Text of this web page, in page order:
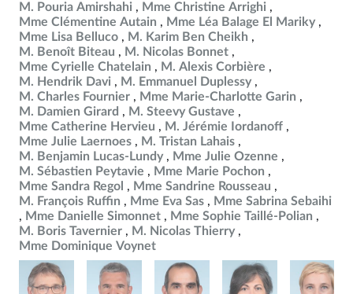
M. Pouria Amirshahi
Mme Christine Arrighi
Mme Clémentine Autain
Mme Léa Balage El Mariky
Mme Lisa Belluco
M. Karim Ben Cheikh
M. Benoît Biteau
M. Nicolas Bonnet
Mme Cyrielle Chatelain
M. Alexis Corbière
M. Hendrik Davi
M. Emmanuel Duplessy
M. Charles Fournier
Mme Marie-Charlotte Garin
M. Damien Girard
M. Steevy Gustave
Mme Catherine Hervieu
M. Jérémie Iordanoff
Mme Julie Laernoes
M. Tristan Lahais
M. Benjamin Lucas-Lundy
Mme Julie Ozenne
M. Sébastien Peytavie
Mme Marie Pochon
Mme Sandra Regol
Mme Sandrine Rousseau
M. François Ruffin
Mme Eva Sas
Mme Sabrina Sebaihi
Mme Danielle Simonnet
Mme Sophie Taillé-Polian
M. Boris Tavernier
M. Nicolas Thierry
Mme Dominique Voynet